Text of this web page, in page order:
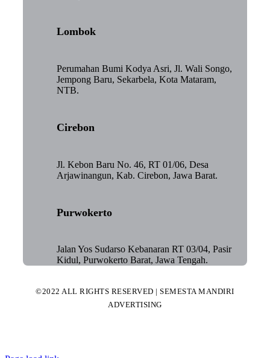
Lombok
Perumahan Bumi Kodya Asri, Jl. Wali Songo,
Jempong Baru, Sekarbela, Kota Mataram,
NTB.
Cirebon
Jl. Kebon Baru No. 46, RT 01/06, Desa
Arjawinangun, Kab. Cirebon, Jawa Barat.
Purwokerto
Jalan Yos Sudarso Kebanaran RT 03/04, Pasir
Kidul, Purwokerto Barat, Jawa Tengah.
©2022 ALL RIGHTS RESERVED | SEMESTA MANDIRI
ADVERTISING